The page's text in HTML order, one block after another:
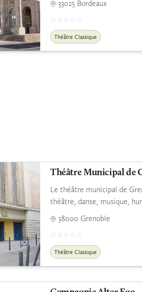
33025 Bordeaux
Théâtre Classique
Théâtre Municipal de
Le théâtre municipal de
théâtre, danse, musique,
38000 Grenoble
Théâtre Classique